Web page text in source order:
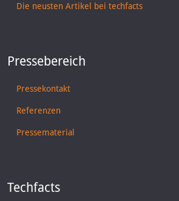
Die neusten Artikel bei techfacts
Pressebereich
Pressekontakt
Referenzen
Pressematerial
Techfacts